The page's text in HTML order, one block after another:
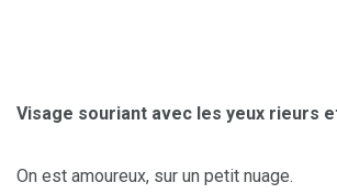
Visage souriant avec les yeux rieurs
On est amoureux, sur un petit nuage.